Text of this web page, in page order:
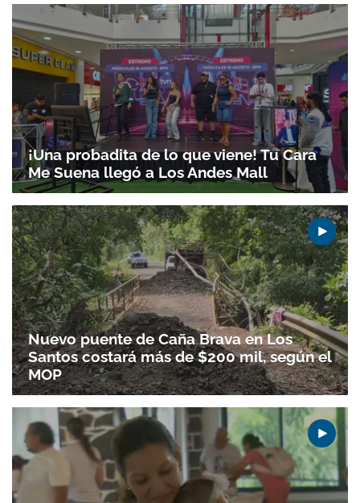
Gracias por suscribirte a nuestro boletín.
ACEPTAR
¡Una probadita de lo que viene! Tu Cara
Me Suena llegó a Los Andes Mall
Nuevo puente de Caña Brava en Los
Santos costará más de $200 mil, según el
MOP